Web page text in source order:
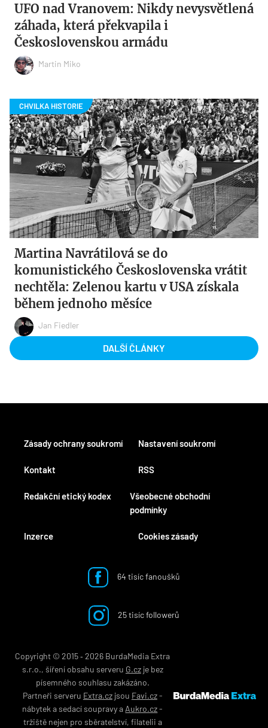
UFO nad Vranovem: Nikdy nevysvětlená
záhada, která překvapila i
Československou armádu
Martin Miko
Martina Navrátilová se do
komunistického Československa vrátit
nechtěla: Zelenou kartu v USA získala
během jednoho měsíce
Jan Fiedler
DALŠÍ ČLÁNKY
Kontakt
Redakční etický kodex
Inzerce
RSS
Všeobecné obchodní
podmínky
Cookies zásady
Zásady ochrany soukromí Nastavení soukromí
64 tisíc fanoušků
25 tisíc followerů
Copyright © 2015 ‐ 2026 BurdaMedia Extra
s.r.o., šíření obsahu serveru G.czje bez
písemného souhlasu zakázáno.
Partneři serveru Extra.czjsou Favi.cz-
nábytek a sedací soupravya Aukro.cz-
tržiště nejen pro sběratelství, filatelii a